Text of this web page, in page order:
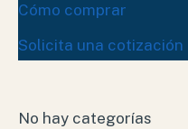
Cómo comprar
Solicita una cotización
No hay categorías